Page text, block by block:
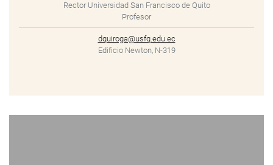
Rector Universidad San Francisco de Quito
Profesor
dquiroga@usfq.edu.ec
Edificio Newton, N-319